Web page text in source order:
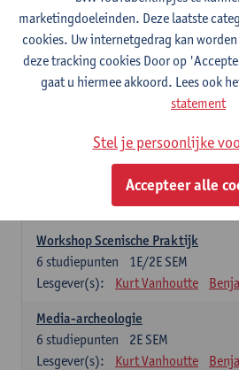
praktijkgeoriënteerde
onderdeel opgenomen worden
Professionele Stage
1E/2E SEM
6studiepunten
Benjamin Verhoeven
Wetenschappelijke Stage
1E/2E SEM
studiepunten
Kurt Vanhoutte
Benjamin Verhoeven
Workshop Scenische Praktijk
1E/2E SEM
6 studiepunten
Lesgever(s):
Kurt Vanhoutte
Media-archeologie
2E SEM
6 studiepunten
Lesgever(s):
Kurt Vanhoutte
marketingdoeleinden. Deze laatste
cookies. Uw internetgedrag kan
deze tracking cookies Door op
gaat u hiermee akkoord. Lees ook
statement
Stel je persoonlijke
Accepteer alle